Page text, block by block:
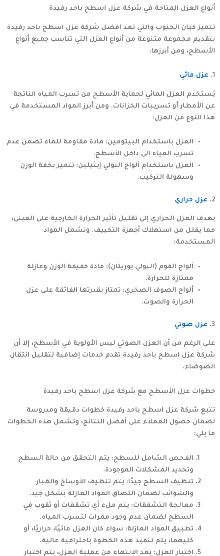
أنواع العزل المتاحة في شركة عزل اسطح باحد رفيدة
تتميز كيان الجنوب والتي تعد افضل شركة عزل اسطح باحد رفيدة
بتقديم مجموعة متنوعة من أنواع العزل التي تناسب جميع أنواع
الأسطح، ومن أبرزها:
1. عزل مائي
يُستخدم العزل المائي لحماية الأسطح من تسرب المياه الناتجة
عن الأمطار أو تسريبات الخزانات. ومن أبرز المواد المستخدمة في
هذا النوع من العزل:
العزل باستخدام البيتومين: مادة مقاومة للماء تضمن عدم
تسرب المياه إلى داخل الأسطح.
العزل باستخدام ألواح البولي إيثيلين: تتميز بخفة الوزن
وسهولة التركيب.
2. عزل حراري
يهدف العزل الحراري إلى تقليل تأثير الحرارة الخارجية على المبنى،
مما يقلل من استهلاك أجهزة التكييف. وتشمل المواد
المستخدمة:
ألواح الفوم (البولي يوريثان): مادة خفيفة الوزن وعازلة
ممتازة للحرارة.
ألواح الصوف الصخري: تمتاز بقدرتها الفائقة على عزل
الحرارة والصوت.
3. عزل صوتي
على الرغم من أن العزل الصوتي ليس الأولوية في الأسطح، إلا أن
شركة عزل اسطح باحد رفيدة تقدم خدمات إضافية لتقليل انتقال
الضوضاء.
خطوات عزل الأسطح مع شركة عزل اسطح باحد رفيدة
تتبع شركة عزل اسطح باحد رفيدة خطوات دقيقة ومدروسة
لضمان حصول العملاء على أفضل النتائج، وتشمل هذه الخطوات
ما يلي:
الفحص الشامل للسطح: يتم التحقق من حالة السطح
وتحديد المشكلات الموجودة.
تنظيف السطح جيدًا: يتم تنظيف الأوساخ والغبار
والشوائب لضمان التصاق المواد العازلة بشكل جيد.
معالجة التشققات: يتم ملء أي تشققات أو ثقوب في
السطح لضمان عدم وجود ممرات لتسرب المياه.
تطبيق المواد العازلة: سواء كان العزل مائيًا، حراريًا، أو
كليهما، يتم تنفيذ هذه الخطوة باحترافية عالية.
اختبار العزل: بعد الانتهاء من عملية العزل، يتم اختبار